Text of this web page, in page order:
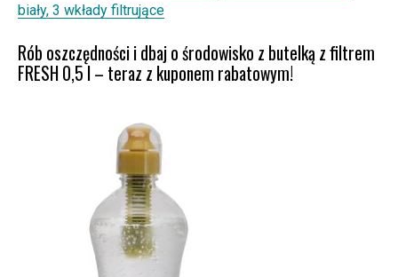
biały, 3 wkłady filtrujące
Rób oszczędności i dbaj o środowisko z butelką z filtrem
FRESH 0,5 l – teraz z kuponem rabatowym!